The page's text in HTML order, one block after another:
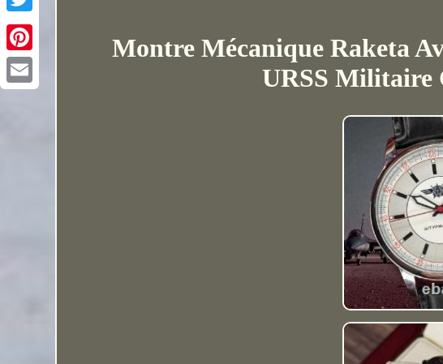
Montre Mécanique Raketa
URSS Militaire